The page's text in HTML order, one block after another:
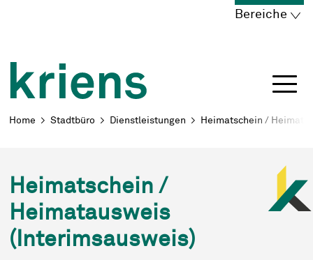
Navigieren in Kriens
Bereiche
Breadcrumb
Home Stadtbüro Dienstleistungen Heimatschein /
Heimatschein /
Heimatausweis
(Interimsausweis)